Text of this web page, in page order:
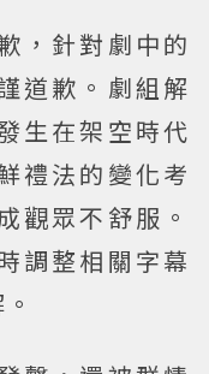
，針對劇中的
道歉。劇組解
生在架空時代
禮法的變化考
觀眾不舒服。
調整相關字幕